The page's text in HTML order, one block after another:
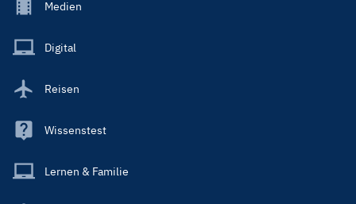
Footer
Main
Medien
Digital
Reisen
Wissenstest
Lernen & Familie